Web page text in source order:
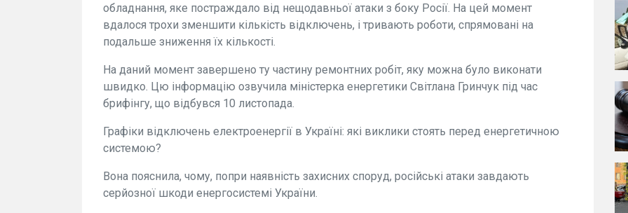
обладнання, яке постраждало від нещодавньої атаки з боку Росії. На цей момент
вдалося трохи зменшити кількість відключень, і тривають роботи, спрямовані на
подальше зниження їх кількості.
На даний момент завершено ту частину ремонтних робіт, яку можна було виконати
швидко. Цю інформацію озвучила міністерка енергетики Світлана Гринчук під час
брифінгу, що відбувся 10 листопада.
Графіки відключень електроенергії в Україні: які виклики стоять перед енергетичною
системою?
Вона пояснила, чому, попри наявність захисних споруд, російські атаки завдають
серйозної шкоди енергосистемі України.